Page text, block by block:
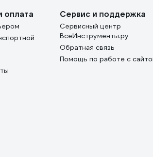
оплата Сервис и поддержка
Сервисный центр
ВсеИнструменты.ру
Обратная связь
Помощь по работе с